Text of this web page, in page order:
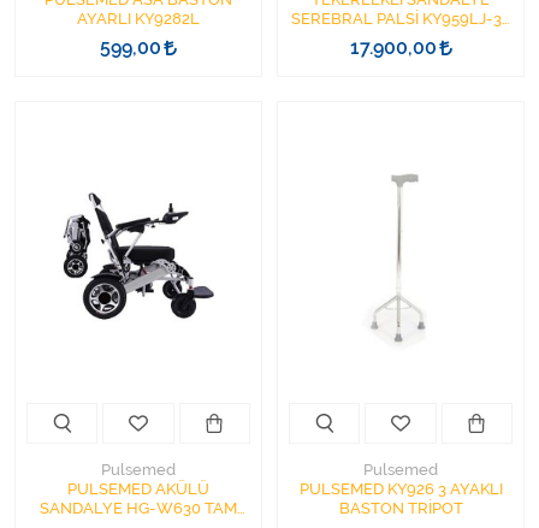
AYARLI KY9282L
599,00
SEREBRAL PALSİ KY959LJ-36
PULS
17.900,00
Pulsemed
PULSEMED AKÜLÜ
SANDALYE HG-W630 TAM
Pulsemed
PULSEMED KY926 3 AYAKLI
BASTON TRİPOT